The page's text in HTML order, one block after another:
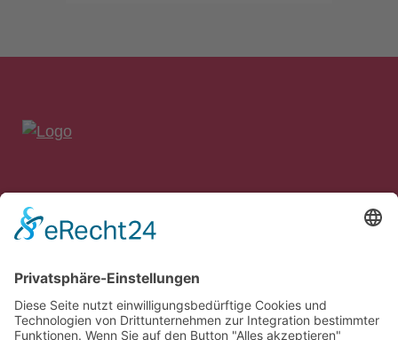
bankon Management Consulting GmbH & Co. KG
85609 Aschheim/München
Tel.: 089 – 99 90 97 90